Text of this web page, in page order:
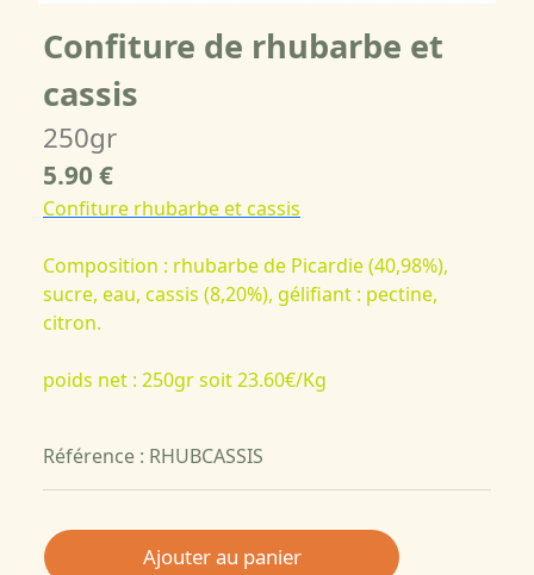
Confiture de rhubarbe et
cassis
250gr
5.90 €
Confiture rhubarbe et cassis
Composition : rhubarbe de Picardie (40,98%),
sucre, eau, cassis (8,20%), gélifiant : pectine,
citron.
poids net : 250gr soit 23.60€/Kg
Référence : RHUBCASSIS
Ajouter au panier